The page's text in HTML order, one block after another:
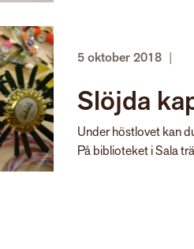
5 oktober 2018 |
Slöjda
Under höstlovet kan
På biblioteket i Sala